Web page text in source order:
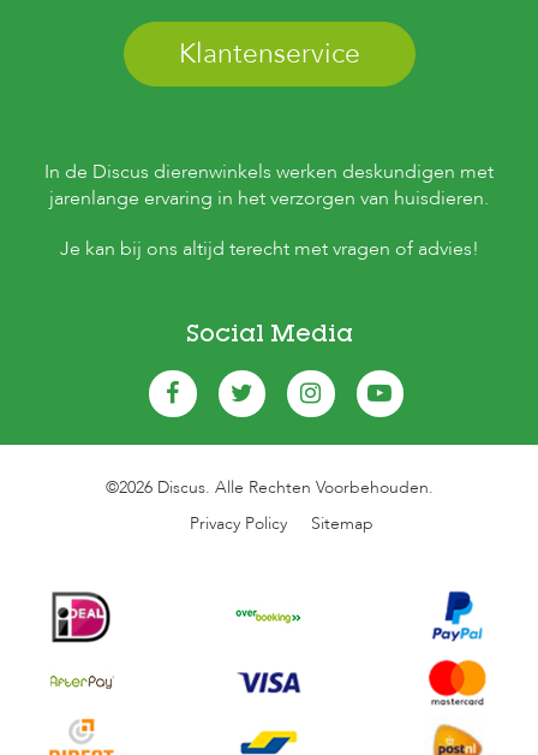
Klantenservice
In de Discus dierenwinkels werken deskundigen met
jarenlange ervaring in het verzorgen van huisdieren.
Je kan bij ons altijd terecht met vragen of advies!
Social Media
©2026 Discus. Alle Rechten Voorbehouden.
Privacy Policy
Sitemap